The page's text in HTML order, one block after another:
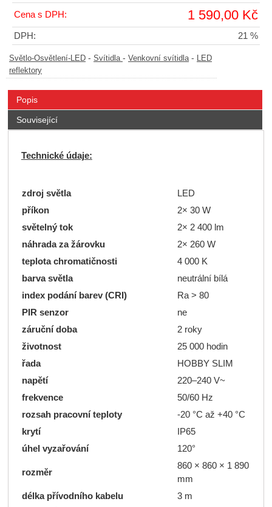
Cena s DPH: 1 590,00 Kč
DPH: 21 %
Světlo-Osvětlení-LED - Svítidla - Venkovní svítidla- LED
reflektory
Popis
Související
Technické údaje:
zdroj světla
LED
příkon
2× 30 W
světelný tok
2× 2 400 lm
náhrada za žárovku
2× 260 W
teplota chromatičnosti
4 000 K
barva světla
neutrální bílá
index podání barev (CRI)
Ra > 80
PIR senzor
ne
záruční doba
2 roky
životnost
25 000 hodin
řada
HOBBY SLIM
napětí
220–240 V~
frekvence
50/60 Hz
rozsah pracovní teploty
-20 °C až +40 °C
krytí
IP65
úhel vyzařování
120°
rozměr
860 × 860 × 1 890
mm
délka přívodního kabelu
3 m